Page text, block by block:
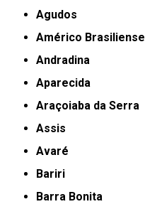
Agudos
Américo Brasiliense
Andradina
Aparecida
Araçoiaba da Serra
Assis
Avaré
Bariri
Barra Bonita